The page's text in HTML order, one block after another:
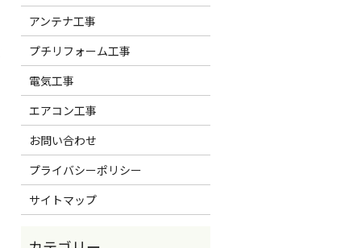
アンテナ工事
プチリフォーム工事
電気工事
エアコン工事
お問い合わせ
プライバシーポリシー
サイトマップ